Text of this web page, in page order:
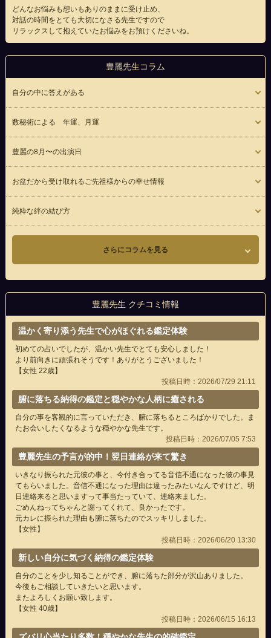
どんなお悩みも想いもありのままに受け止め、
対話の時間をとても大切になさる先生ですので
リラックスして抱えていたお悩みをお預けくださいね。
豊麗先生コラム
自分の中に答えがある
数秘術による 年運、月運
豊麗の8月〜の出演日
お盆だから受け取れるご先祖様からの幸せ情報
純粋な絆の結び方
さらにコラムを見る
豊麗先生 クチコミ情報
温かく寄り添う先生で心がほぐれる鑑定体験
初めての占いでしたが、温かい先生でとても安心しました！
より前向きに頑張れそうです！ありがとうございました！
【女性 22歳】
投稿日時：2026/07/29 21:11
腑に落ちる納得の鑑定と穏やかな人柄に癒される
自分の事を客観的に言っていただき、腑に落ちるところばかりでした。ま
たお会いしたくなるような穏やかな先生です。
投稿日時：2026/07/05 7:53
豊麗先生の予言が的中！翌日連絡が来て驚き
いきなり振られた元彼の事と、今付き合ってる音信不通になった彼の事見
てもらいました。音信不通になった理由は違ったみたいなんですけど、明
日連絡来ると思いますって事当たっていて、連絡来ました。
ごめんねってちゃんと謝ってくれて、良かったです。
元カレに振られた理由も腑に落ちたのでスッキリしました。
【女性】
投稿日時：2026/06/20 13:30
新しい自分に気づく納得の鑑定体験
自分のことを少し知ることができ、腑に落ちた部分が沢山ありました。
今後もご相談していきたいと思います。
またよろしくお願い致します。
【女性 40歳】
投稿日時：2026/06/15 16:13